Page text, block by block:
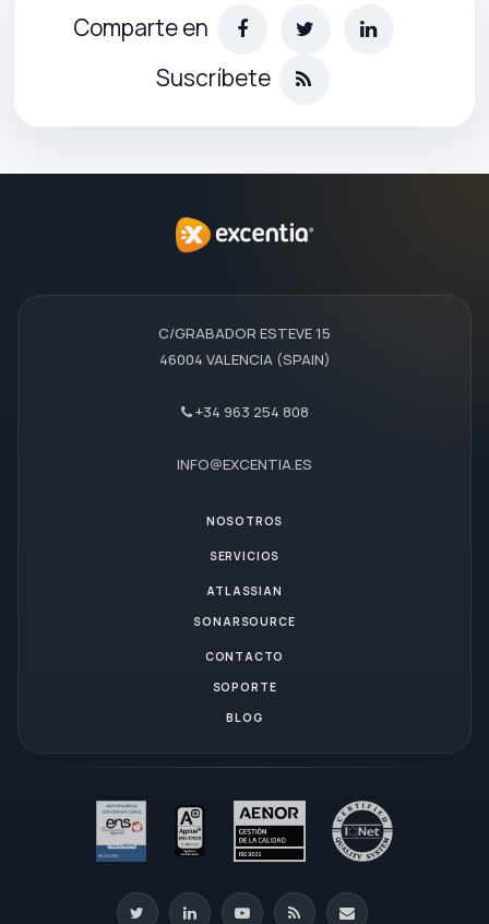
Comparte en
Suscríbete
C/GRABADOR ESTEVE 15
46004 VALENCIA (SPAIN)
+34 963 254 808
INFO@EXCENTIA.ES
NOSOTROS
SERVICIOS
ATLASSIAN
SONARSOURCE
CONTACTO
SOPORTE
BLOG